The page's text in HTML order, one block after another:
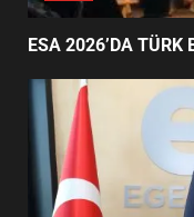
4
ESA 2026’DA